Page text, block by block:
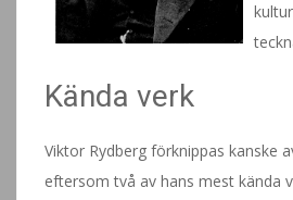
Kända verk
Viktor Rydberg förknippas kanske
eftersom två av hans mest kända